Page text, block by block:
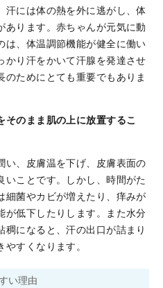
汗には体の熱を外に逃がし、体
あります。赤ちゃんが元気に動
は、体温調節機能が健全に働い
かり汗をかいて汗腺を発達させ
のためにとても重要でもありま
そのまま肌の上に放置するこ
い、皮膚温を下げ、皮膚表面の
いことです。しかし、時間がた
細菌やカビが増えたり、痒みが
が低下したりします。また水分
稠になると、汗の出口が詰まり
すくなります。
い理由